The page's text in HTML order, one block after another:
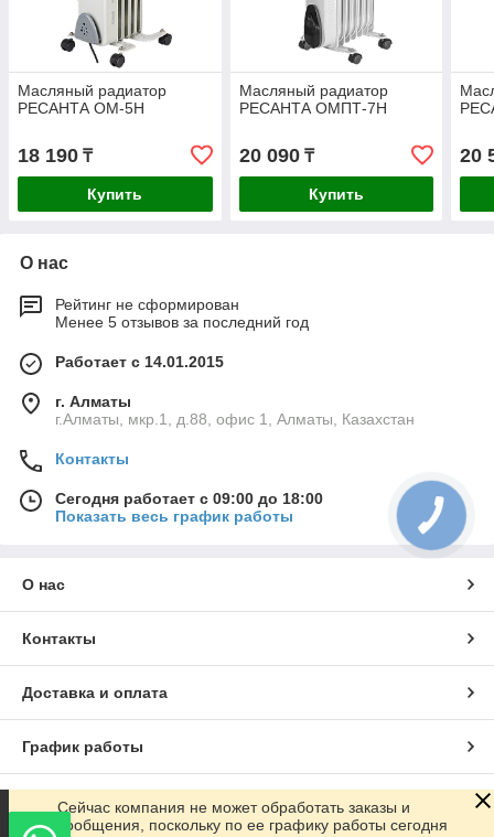
Масляный радиатор
РЕСАНТА ОМ-5Н
18 190 ₸
Купить
Масляный радиатор
РЕСАНТА ОМПТ-7Н
20 090₸
Купить
20
О нас
Рейтинг не сформирован
Менее 5 отзывов за последний год
Работает с 14.01.2015
г. Алматы
г.Алматы, мкр.1, д.88, офис 1, Алматы, Казахстан
Контакты
Сегодня работает с 09:00 до 18:00
Показать весь график работы
О нас
Контакты
Доставка и оплата
График работы
Полная версия сайта
Сейчас компания не может обработать заказы и
сообщения, поскольку по ее графику работы сегодня